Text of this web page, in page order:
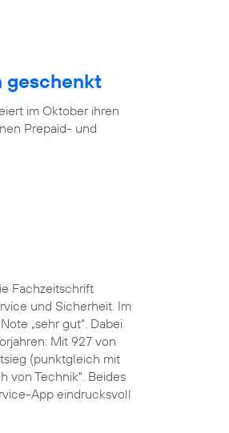
geschenkt
im Oktober ihren
Prepaid- und
Fachzeitschrift
und Sicherheit. Im
„sehr gut“. Dabei
Mit 927 von
(punktgleich mit
von Technik“. Beides
App eindrucksvoll